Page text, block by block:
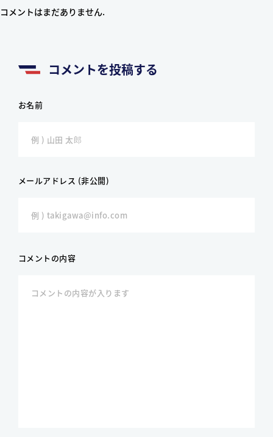
コメントはまだありません.
コメントを投稿する
お名前
メールアドレス (非公開)
コメントの内容